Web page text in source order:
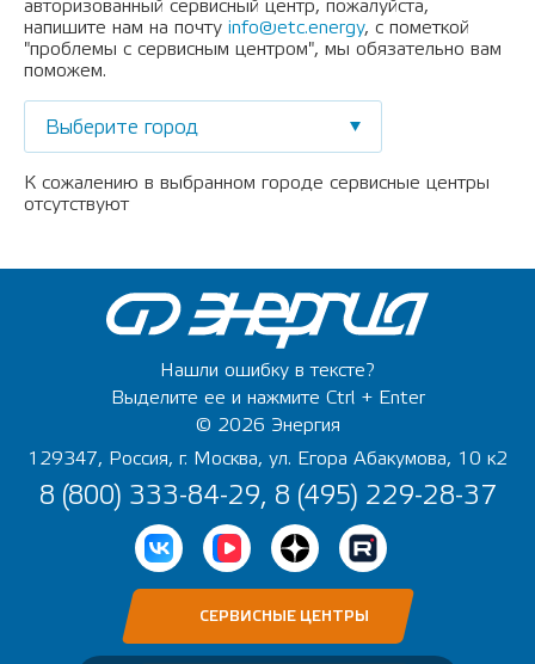
авторизованный сервисный центр, пожалуйста,
напишите нам на почту info@etc.energy, с пометкой
"проблемы с сервисным центром", мы обязательно вам
поможем.
Выберите город
К сожалению в выбранном городе сервисные центры
отсутствуют
Нашли ошибку в тексте?
Выделите ее и нажмите Ctrl + Enter
© 2026 Энергия
129347, Россия, г. Москва, ул. Егора Абакумова, 10 к2
8 (800) 333-84-29, 8 (495) 229-28-37
СЕРВИСНЫЕ ЦЕНТРЫ